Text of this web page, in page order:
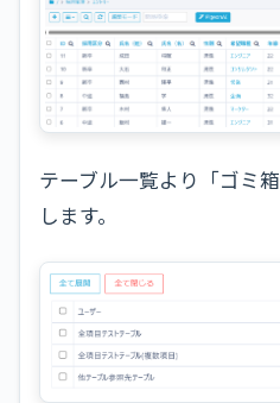
テーブル一覧より「ゴミ
します。